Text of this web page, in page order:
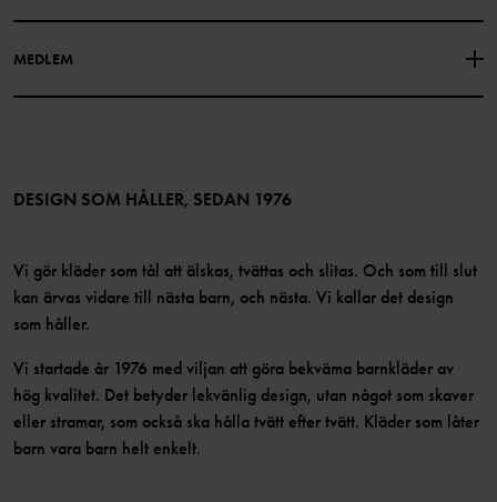
MEDLEM
Bli medlem
DESIGN SOM HÅLLER, SEDAN 1976
Vi gör kläder som tål att älskas, tvättas och slitas. Och som till slut
kan ärvas vidare till nästa barn, och nästa. Vi kallar det design
som håller.
Vi startade år 1976 med viljan att göra bekväma barnkläder av
hög kvalitet. Det betyder lekvänlig design, utan något som skaver
eller stramar, som också ska hålla tvätt efter tvätt. Kläder som låter
barn vara barn helt enkelt.